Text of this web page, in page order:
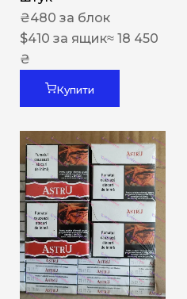
₴480 за блок
$410 за ящик≈ 18 450
₴
Купити